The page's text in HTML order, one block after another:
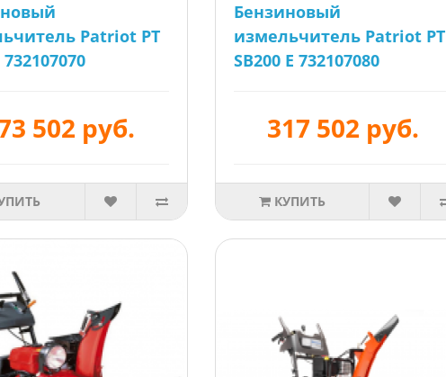
Patriot PT
732107070
502 руб.
Бензиновый
измельчитель Patriot PT
SB200 E 732107080
317 502 руб.
КУПИТЬ